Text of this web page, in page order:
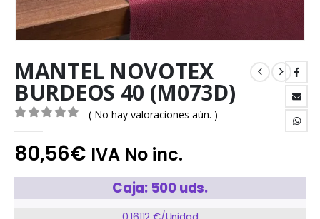
MANTEL NOVOTEX
BURDEOS 40 (M073D)
( No hay valoraciones aún. )
80,56€ IVA No inc.
Caja: 500 uds.